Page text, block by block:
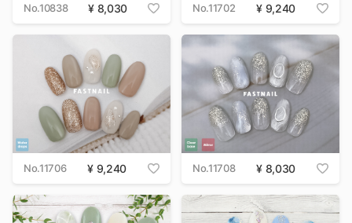
No.10838 8,030 No.11702 9,240
No.11706 9,240 No.11708 8,030